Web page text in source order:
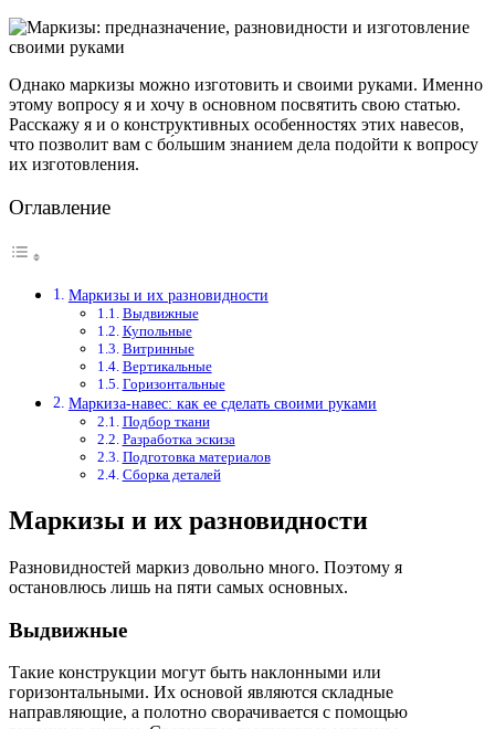
Однако маркизы можно изготовить и своими руками. Именно
этому вопросу я и хочу в основном посвятить свою статью.
Расскажу я и о конструктивных особенностях этих навесов,
что позволит вам с бо́льшим знанием дела подойти к вопросу
их изготовления.
Оглавление
Маркизы и их разновидности
Выдвижные
Купольные
Витринные
Вертикальные
Горизонтальные
Маркиза-навес: как ее сделать своими руками
Подбор ткани
Разработка эскиза
Подготовка материалов
Сборка деталей
Маркизы и их разновидности
Разновидностей маркиз довольно много. Поэтому я
остановлюсь лишь на пяти самых основных.
Выдвижные
Такие конструкции могут быть наклонными или
горизонтальными. Их основой являются складные
направляющие, а полотно сворачивается с помощью